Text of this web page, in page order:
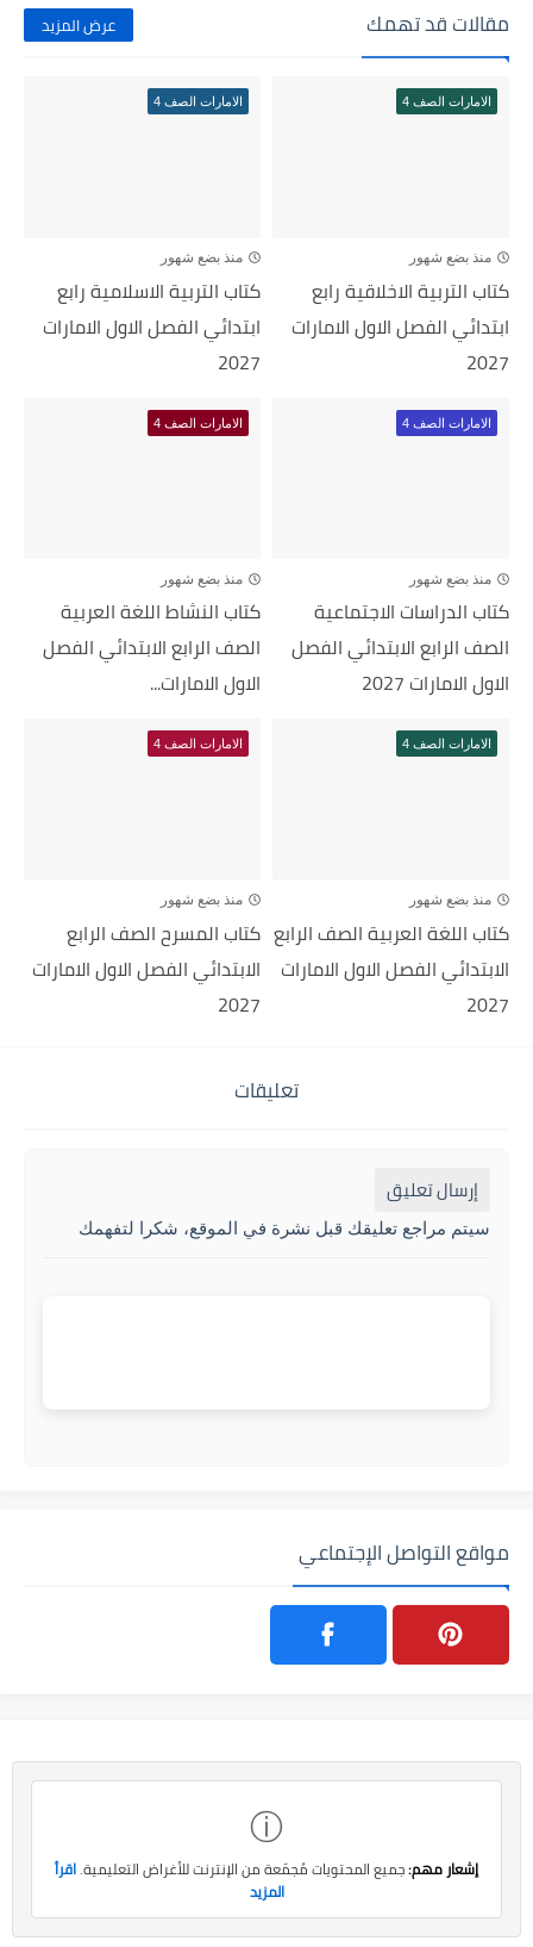
مقالات قد تهمك عرض المزيد
الامارات الصف 4
منذ بضع شهور
كتاب التربية الاخلاقية رابع
ابتدائي الفصل الاول الامارات
2027
الامارات الصف 4
منذ بضع شهور
كتاب التربية الاسلامية رابع
ابتدائي الفصل الاول الامارات
2027
الامارات الصف 4
منذ بضع شهور
كتاب الدراسات الاجتماعية
الصف الرابع الابتدائي الفصل
الاول الامارات 2027
الامارات الصف 4
منذ بضع شهور
كتاب النشاط اللغة العربية
الصف الرابع الابتدائي الفصل
الاول الامارات...
الامارات الصف 4
منذ بضع شهور
كتاب اللغة العربية الصف الرابع
الابتدائي الفصل الاول الامارات
2027
الامارات الصف 4
منذ بضع شهور
كتاب المسرح الصف الرابع
الابتدائي الفصل الاول الامارات
2027
تعليقات
إرسال تعليق
سيتم مراجع تعليقك قبل نشرة في الموقع، شكرا لتفهمك
مواقع التواصل الإجتماعي
ⓘ
إشعار مهم:جميع المحتويات مُجمّعة من الإنترنت للأغراض التعليمية.اقرأ
المزيد